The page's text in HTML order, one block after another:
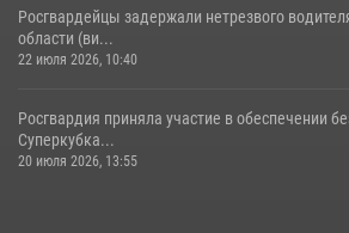
Росгвардейцы задержали нетрезвого
области (ви...
22 июля 2026, 10:40
Росгвардия приняла участие в обеспечении
Суперкубка...
20 июля 2026, 13:55